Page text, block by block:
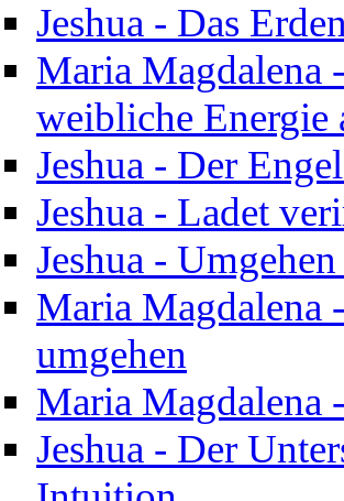
Jeshua - Das
Maria Magdalena
weibliche Energie
Jeshua - Der
Jeshua - Ladet
Jeshua -
Maria Magdalena
umgehen
Maria Magdalena
Jeshua - Der